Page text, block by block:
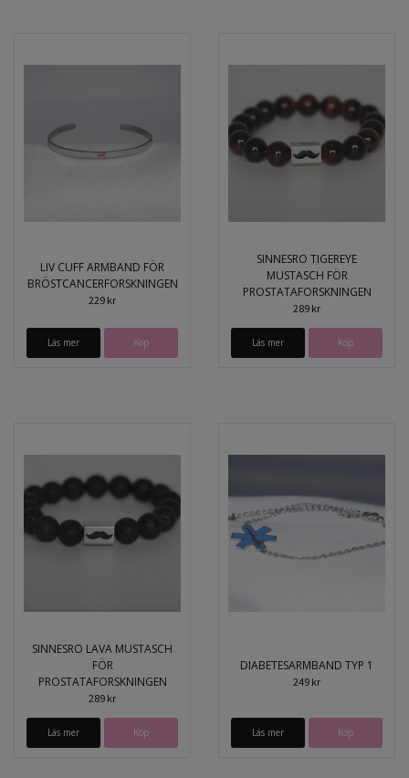
LIV CUFF ARMBAND FÖR
BRÖSTCANCERFORSKNINGEN
229 kr
Läs mer Köp
SINNESRO TIGEREYE
MUSTASCH FÖR
PROSTATAFORSKNINGEN
289 kr
Läs mer Köp
SINNESRO LAVA MUSTASCH
FÖR
PROSTATAFORSKNINGEN
289 kr
Läs mer Köp
DIABETESARMBAND TYP 1
249 kr
Läs mer